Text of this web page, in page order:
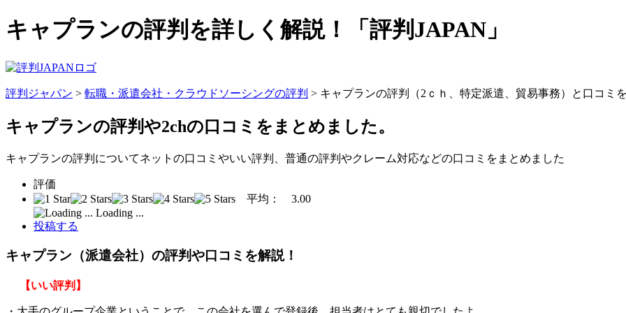
キャプランの評判を詳しく解説！「評判JAPAN」
評判ジャパン > 転職・派遣会社・クラウドソーシングの評判 > キャプランの評判（2ｃｈ、特定派遣、貿易事務）と口コミ
キャプランの評判や2chの口コミをまとめました。
キャプランの評判についてネットの口コミやいい評判、普通の評判やクレーム対応などの口コミをまとめました
評価
平均： 3.00
Loading ...
投稿する
キャプラン（派遣会社）の評判や口コミを解説！
【いい評判】